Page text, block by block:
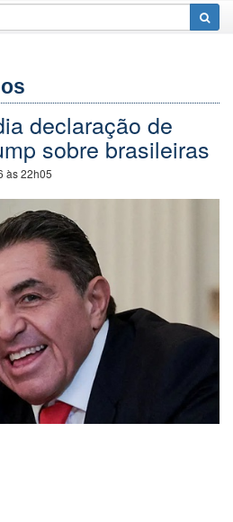
declaração de
sobre brasileiras
às 22h05